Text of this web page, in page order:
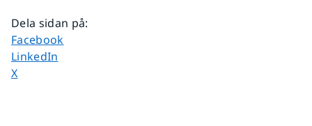
Dela sidan på:
Dela sidan på
Facebook
Dela sidan på
LinkedIn
Dela sidan på
X